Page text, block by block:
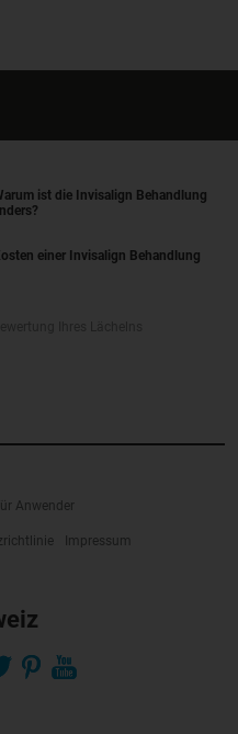
ist die Invisalign Behandlung
einer Invisalign Behandlung
Anwender
Impressum